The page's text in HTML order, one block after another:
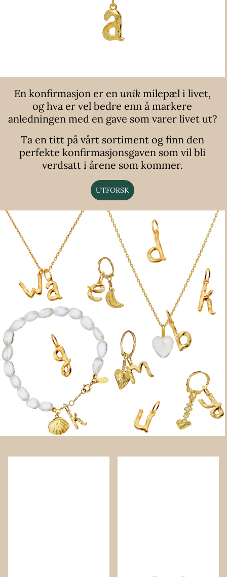
En konfirmasjon er en unikmilepæl i livet,
og hva er vel bedre enn å markere
anledningen med en gave som varer livet ut?
Ta en titt på vårt sortiment og finn den
perfekte konfirmasjonsgaven som vil bli
verdsatt i årene som kommer.
UTFORSK